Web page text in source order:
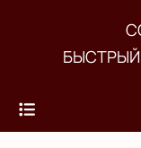
основному